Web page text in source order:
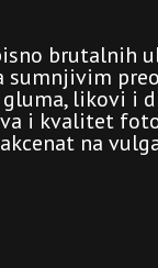
brutalnih
sumnjivim
gluma, likovi i
i kvalitet
na